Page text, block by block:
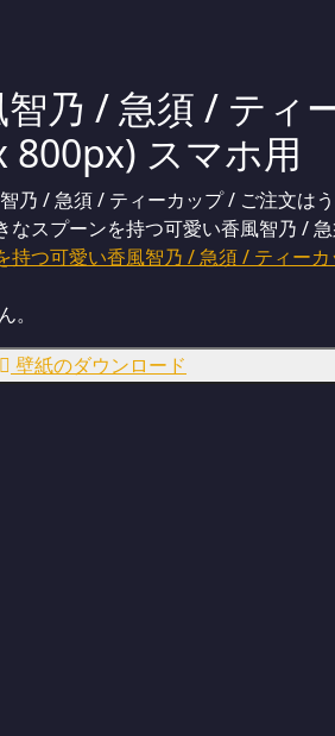
乃 / 急須 / ティ
800px) スマホ用
乃 / 急須 / ティーカップ / ご注文は
スプーンを持つ可愛い香風智乃 /
持つ可愛い香風智乃 / 急須 / ティー
。
壁紙のダウンロード